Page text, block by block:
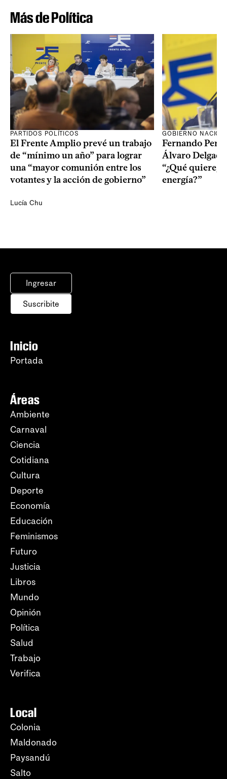
Más de Política
PARTIDOS POLÍTICOS
El Frente Amplio prevé un trabajo
de “mínimo un año” para lograr
una “mayor comunión entre los
votantes y la acción de gobierno”
Lucía Chu
GOBIERNO
Fernando
Álvaro
“¿Qué quiere,
energía?”
Ingresar
Suscribite
Inicio
Portada
Áreas
Ambiente
Carnaval
Ciencia
Cotidiana
Cultura
Deporte
Economía
Educación
Feminismos
Futuro
Justicia
Libros
Mundo
Opinión
Política
Salud
Trabajo
Verifica
Local
Colonia
Maldonado
Paysandú
Salto